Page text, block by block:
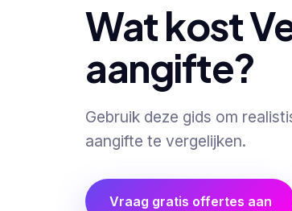
Wat kost
aangifte?
Gebruik deze gids om
aangifte te vergelijken.
Vraag gratis offertes aan